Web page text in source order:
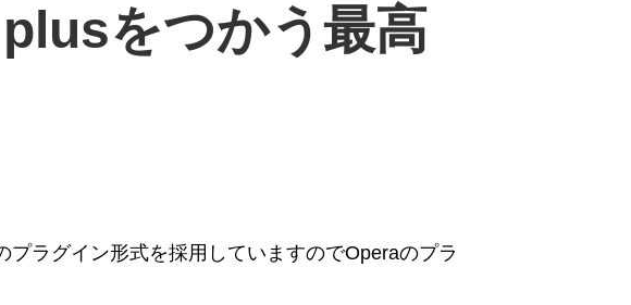
をつかう最高
ラグイン形式を採用していますのでOperaのプラ